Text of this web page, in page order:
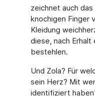
zeichnet auch
knochigen Finger
Kleidung
diese, nach Erhalt
bestehlen.
Und Zola? Für
sein Herz? Mit
identifiziert